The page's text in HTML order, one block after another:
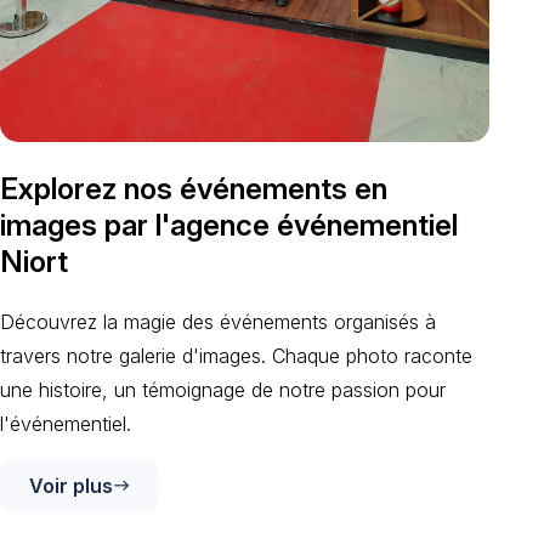
Explorez nos événements en
images par l'agence événementiel
Niort
Découvrez la magie des événements organisés à
travers notre galerie d'images. Chaque photo raconte
une histoire, un témoignage de notre passion pour
l'événementiel.
Voir pluseast